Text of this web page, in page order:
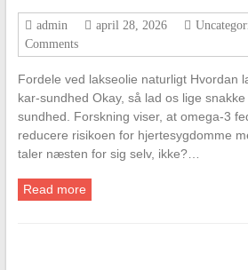
admin april 28, 2026
Comments
Fordele ved lakseolie naturligt Hvordan
kar-sundhed Okay, så lad os lige
sundhed. Forskning viser, at omega-3
reducere risikoen for hjertesygdomme
taler næsten for sig selv, ikke?…
Read more